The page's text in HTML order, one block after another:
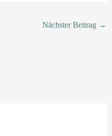
Nächster Beitrag →